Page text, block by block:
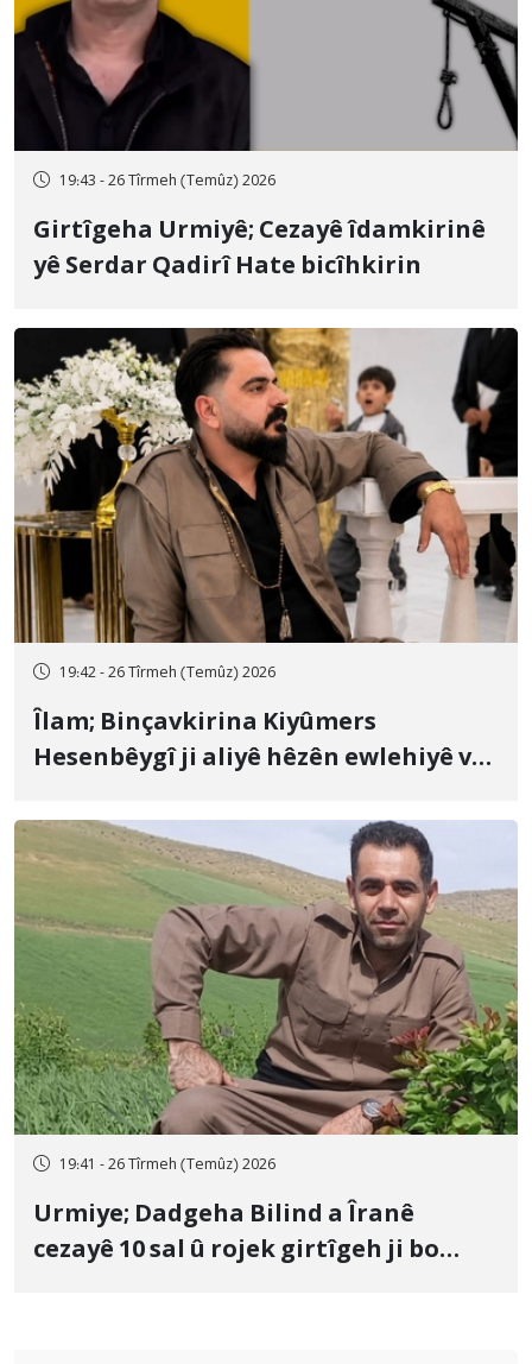
19:43 - 26 Tîrmeh (Temûz) 2026
Girtîgeha Urmiyê; Cezayê îdamkirinê
yê Serdar Qadirî Hate bicîhkirin
19:42 - 26 Tîrmeh (Temûz) 2026
Îlam; Binçavkirina Kiyûmers
Hesenbêygî ji aliyê hêzên ewlehiyê ve
19:41 - 26 Tîrmeh (Temûz) 2026
Urmiye; Dadgeha Bilind a Îranê
cezayê 10 sal û rojek girtîgeh ji bo